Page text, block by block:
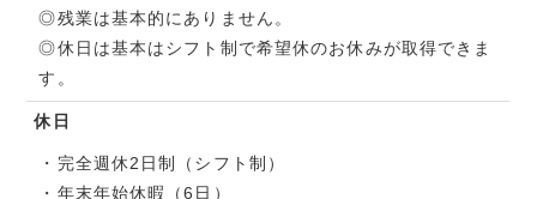
◎残業は基本的にありません。
◎休日は基本はシフト制で希望休のお休みが取得できま
す。
休日
・完全週休2日制（シフト制）
・年末年始休暇（6日）